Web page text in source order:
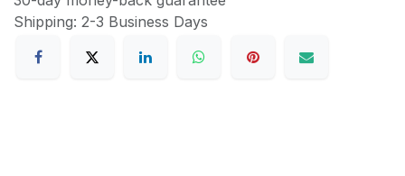
Shipping: 2-3 Business Days